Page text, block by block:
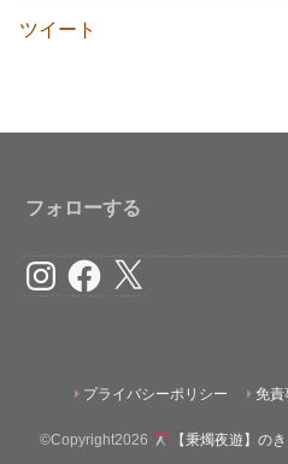
ツイート
フォローする
InstagramFacebook
X
プライバシーポリシー 免責
©Copyright2026 【秉燭夜遊】の